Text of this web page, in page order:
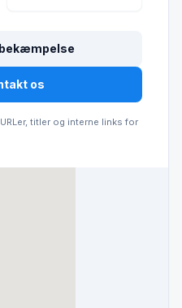
os
titler og interne links for